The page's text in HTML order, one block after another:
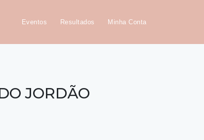
Eventos Resultados Minha Conta
JORDÃO